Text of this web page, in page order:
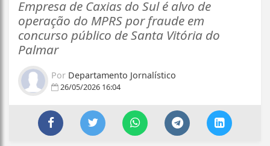
Empresa de Caxias do Sul é alvo de
operação do MPRS por fraude em
concurso público de Santa Vitória do
Palmar
Por Departamento Jornalístico
26/05/2026 16:04